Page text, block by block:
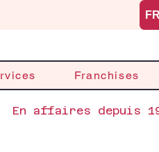
Franchises
En affaires depuis
FR